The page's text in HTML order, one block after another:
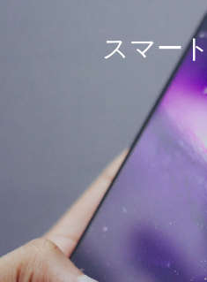
スマー